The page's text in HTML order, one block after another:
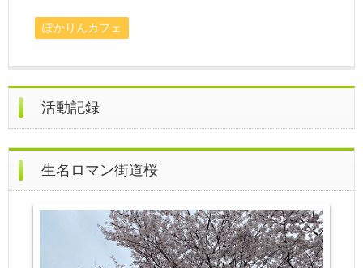
ぽかりんカフェ
活動記録
生名ロマン街道桜